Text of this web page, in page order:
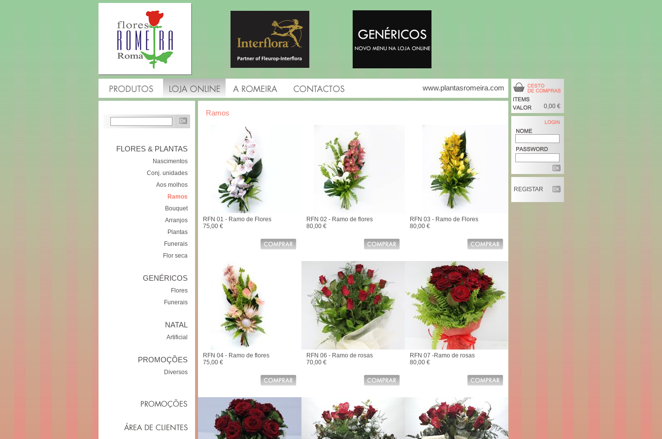
www.plantasromeira.com
0,00 €
REGISTAR
FLORES & PLANTAS
Nascimentos
Conj. unidades
Aos molhos
Ramos
Bouquet
Arranjos
Plantas
Funerais
Flor seca
GENÉRICOS
Flores
Funerais
NATAL
Artificial
PROMOÇÕES
Diversos
Ramos
RFN 01 - Ramo de Flores
75,00 €
RFN 02 - Ramo de flores
80,00 €
RFN 03 - Ramo de Flores
80,00 €
RFN 04 - Ramo de flores
75,00 €
RFN 06 - Ramo de rosas
70,00 €
RFN 07 -Ramo de rosas
80,00 €